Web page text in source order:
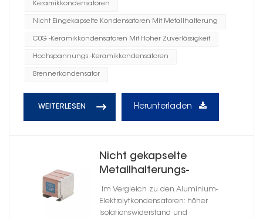
Keramikkondensatoren
Nicht Eingekapselte Kondensatoren Mit Metallhalterung
C0G -Keramikkondensatoren Mit Hoher Zuverlässigkeit
Hochspannungs -Keramikkondensatoren
Brennerkondensator
WEITERLESEN Herunterladen
Nicht gekapselte
Metallhalterungs-
Keramikkondensatoren mit
hoher Zuverlässigkeit
durch Dielektrikum
Im Vergleich zu den Aluminium-
Elektrolytkondensatoren: höher
Isolationswiderstand und